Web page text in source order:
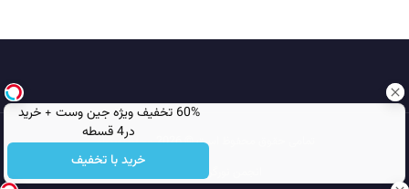
60% تخفیف ویژه جین وست + خرید
در4 قسطه
خرید با تخفیف
تمامی حقوق محفوظ است © 2026
مجله نورگرام
انجمن نورگرام